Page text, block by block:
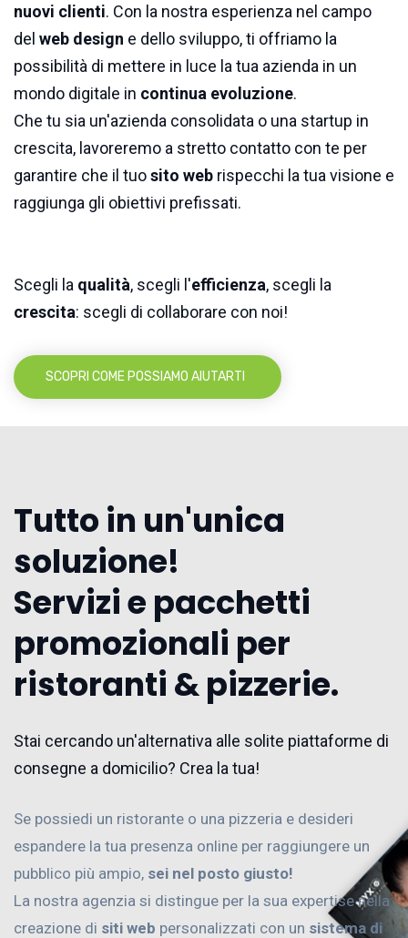
nuovi clienti. Con la nostra esperienza nel campo
del web design e dello sviluppo, ti offriamo la
possibilità di mettere in luce la tua azienda in un
mondo digitale in continua evoluzione.
Che tu sia un'azienda consolidata o una startup in
crescita, lavoreremo a stretto contatto con te per
garantire che il tuosito web rispecchi la tua visione e
raggiunga gli obiettivi prefissati.
Scegli la qualità, scegli l'efficienza, scegli la
crescita: scegli di collaborare con noi!
SCOPRI COME POSSIAMO AIUTARTI
Tutto in un'unica
soluzione!
Servizi e pacchetti
promozionali per
ristoranti & pizzerie.
Stai cercando un'alternativa alle solite piattaforme di
consegne a domicilio? Crea la tua!
Se possiedi un ristorante o una pizzeria e desideri
espandere la tua presenza online per raggiungere un
pubblico più ampio, sei nel posto giusto!
La nostra agenzia si distingue per la sua expertise nella
creazione di siti web personalizzati con un sistema di